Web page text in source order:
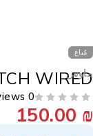
مُباع
0 Reviews
150.00